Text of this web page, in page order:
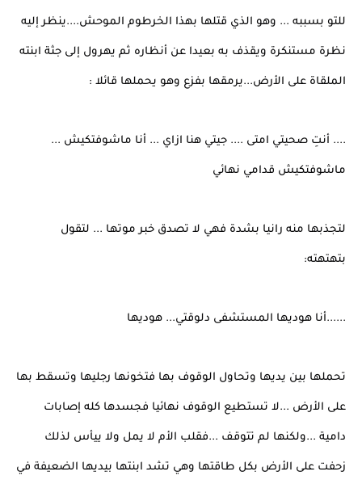
للتو بسببه ... وهو الذي قتلها بهذا الخرطوم الموحش....ينظر إليه
نظرة مستنكرة ويقذف به بعيدا عن أنظاره ثم يهرول إلى جثة ابنته
الملقاة على الأرض...يرمقها بفزع وهو يحملها قائلا :
.... أنتِ صحيتي امتى .... جيتي هنا ازاي ... أنا ماشوفتكيش ...
ماشوفتكيش قدامي نهائي
لتجذبها منه رانيا بشدة فهي لا تصدق خبر موتها ... لتقول
بتهتهته:
......أنا هوديها المستشفى دلوقتي... هوديها
تحملها بين يديها وتحاول الوقوف بها فتخونها رجليها وتسقط بها
على الأرض ...لا تستطيع الوقوف نهائيا فجسدها كله إصابات
دامية ...ولكنها لم تتوقف ...فقلب الأم لا يمل ولا ييأس لذلك
زحفت على الأرض بكل طاقتها وهي تشد ابنتها بيديها الضعيفة في